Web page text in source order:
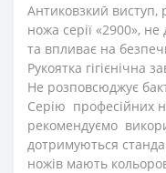
Антиковзкий виступ,
ножа серії «2900», не
та впливає на
Рукоятка гігієнічна
Не розповсюджує
Серію професійних
рекомендуємо
дотримуються
ножів мають